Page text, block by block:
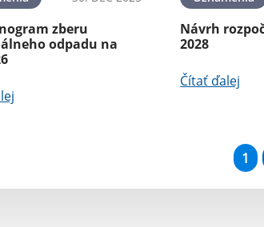
zberu
odpadu na
Návrh
2028
Čítať ďalej
1